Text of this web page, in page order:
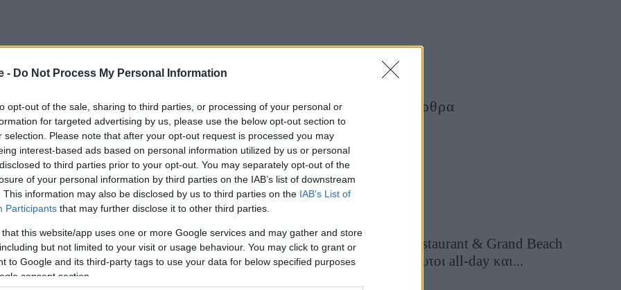
- Do Not Process My Personal Information
opt-out of the sale, sharing to third parties, or processing of your personal or
for targeted advertising by us, please use the below opt-out section to
selection. Please note that after your opt-out request is processed you may
interest-based ads based on personal information utilized by us or personal
to third parties prior to your opt-out. You may separately opt-out of the
of your personal information by third parties on the IAB’s list of downstream
This information may also be disclosed by us to third parties on the IAB’s List of
Participants that may further disclose it to other third parties.
that this website/app uses one or more Google services and may gather and store
but not limited to your visit or usage behaviour. You may click to grant or
to Google and its third-party tags to use your data for below specified purposes
consent section.
εξυπηρέτησης επιβατών.
-
Τελευταία Άρθρα
Grand Asia Restaurant & Grand Beach
Club: Οι απόλυτοι all-day και...